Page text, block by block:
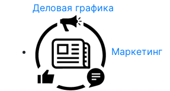
Деловая графика
Маркетинг